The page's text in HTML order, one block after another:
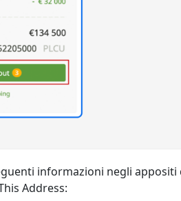
informazioni negli
Address: